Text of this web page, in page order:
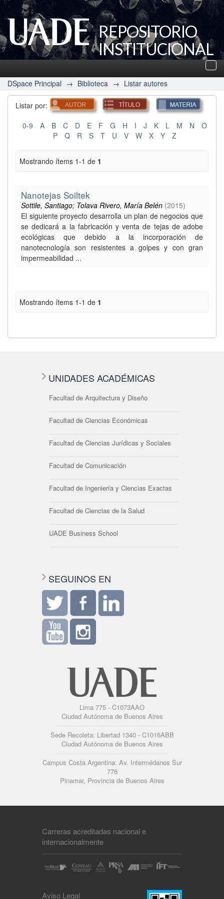
REPOSITORIO
INSTITUCIONAL
UADE
DSpace Principal → Biblioteca → Listar autores
Listar por:
0-9 A B C D E F G H I J K L M N
O
P
Q R S T U V W X Y Z
Mostrando ítems 1-1 de 1
Nanotejas Soiltek
Sottile, Santiago; Tolava Rivero, María Belén (2015)
El siguiente proyecto desarrolla un plan de negocios que
se dedicará a la fabricación y venta de tejas de adobe
ecológicas que debido a la incorporación de
nanotecnología son resistentes a golpes y con gran
impermeabilidad ...
Mostrando ítems 1-1 de 1
UNIDADES ACADÉMICAS
Facultad de Arquitectura y Diseño
Facultad de Ciencias Económicas
Facultad de Ciencias Jurídicas y Sociales
Facultad de Comunicación
Facultad de Ingeniería y Ciencias Exactas
Facultad de Ciencias de la Salud
UADE Business School
SEGUINOS EN
Lima 775 - C1073AAO
Ciudad Autónoma de Buenos Aires
Sede Recoleta: Libertad 1340 - C1016ABB
Ciudad Autónoma de Buenos Aires
Campus Costa Argentina: Av. Intermédanos Sur
776
Pinamar, Provincia de Buenos Aires
Carreras acreditadas nacional e
internacionalmente
Aviso Legal